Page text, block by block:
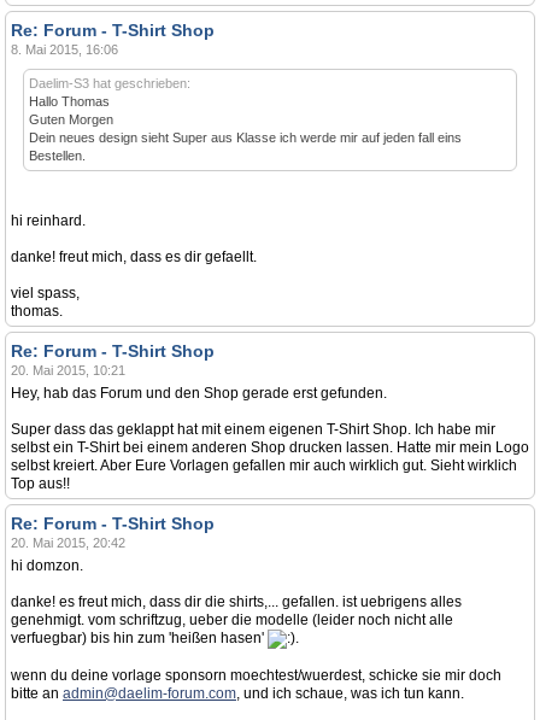
Re: Forum - T-Shirt Shop
8. Mai 2015, 16:06
Daelim-S3 hat geschrieben:
Hallo Thomas
Guten Morgen
Dein neues design sieht Super aus Klasse ich werde mir auf jeden fall eins
Bestellen.
hi reinhard.
danke! freut mich, dass es dir gefaellt.
viel spass,
thomas.
Re: Forum - T-Shirt Shop
20. Mai 2015, 10:21
Hey, hab das Forum und den Shop gerade erst gefunden.
Super dass das geklappt hat mit einem eigenen T-Shirt Shop. Ich habe mir
selbst ein T-Shirt bei einem anderen Shop drucken lassen. Hatte mir mein Logo
selbst kreiert. Aber Eure Vorlagen gefallen mir auch wirklich gut. Sieht wirklich
Top aus!!
Re: Forum - T-Shirt Shop
20. Mai 2015, 20:42
hi domzon.
danke! es freut mich, dass dir die shirts,... gefallen. ist uebrigens alles
genehmigt. vom schriftzug, ueber die modelle (leider noch nicht alle
verfuegbar) bis hin zum 'heißen hasen'
.
wenn du deine vorlage sponsorn moechtest/wuerdest, schicke sie mir doch
bitte an admin@daelim-forum.com, und ich schaue, was ich tun kann.